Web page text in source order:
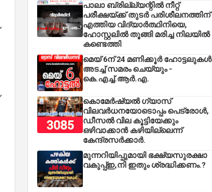
പാലാ ബ്രില്ല്യന്റിൽ നീറ്റ്
പരീക്ഷയ്ക്ക് തുടർ പരിശീലനത്തിന്
എത്തിയ വിദ്യാർത്ഥിനിയെ,
ഹോസ്റ്റലിൽ തൂങ്ങി മരിച്ച നിലയിൽ
കണ്ടെത്തി
മെയ് 6ന് 24 മണിക്കൂർ ഹോട്ടലുകൾ
അടച്ച് സമരം ചെയ്യും -
കെ.എച്ച്.ആർ.എ.
കൊമേർഷ്യൽ ഗ്യാസ്
വിലവർധനയോടൊപ്പം പെട്രോൾ,
ഡീസല്‍ വില കൂട്ടിയേക്കും
ഒഴിവാക്കാന്‍ കഴിയില്ലെന്ന്
കേന്ദ്രസര്‍ക്കാര്‍.
മുന്നറിയിപ്പുമായി ഭക്ഷ്യസുരക്ഷാ
വകുപ്പ്ഇ,നി ഇതും ശ്രദ്ധിക്കണം.?